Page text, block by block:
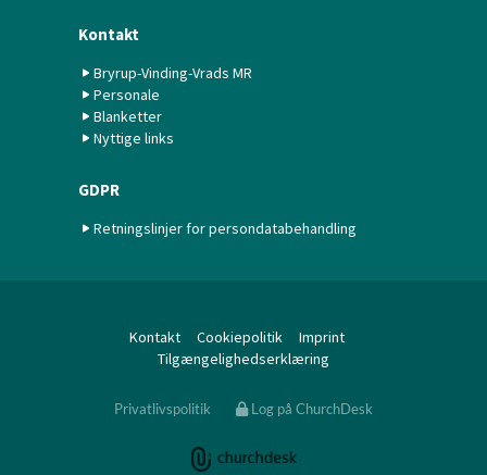
Kontakt
Bryrup-Vinding-Vrads MR
Personale
Blanketter
Nyttige links
GDPR
Retningslinjer for persondatabehandling
Kontakt Cookiepolitik
Imprint
Tilgængelighedserklæring
Privatlivspolitik Log på ChurchDesk